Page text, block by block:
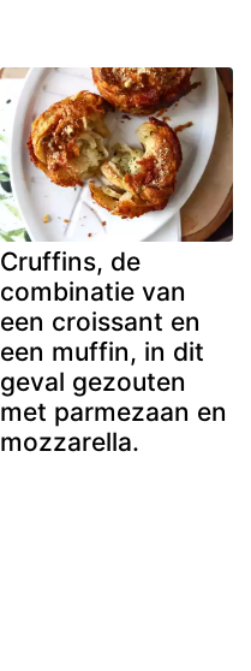
Cruffins, de
combinatie van
een croissant en
een muffin, in dit
geval gezouten
met parmezaan en
mozzarella.